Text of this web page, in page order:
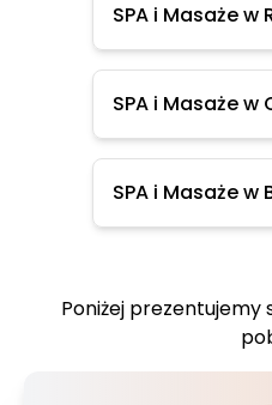
SPA i Masaże w
SPA i Masaże w
SPA i Masaże w
Poniżej prezentujemy